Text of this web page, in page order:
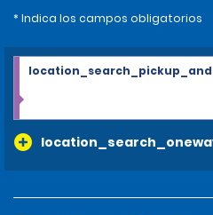
* Indica los campos obligatorios